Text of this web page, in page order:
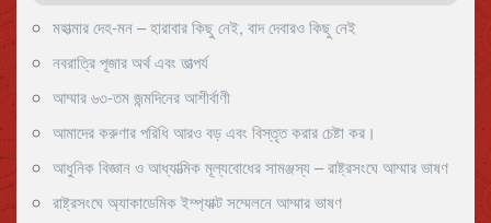
মহাত্মার দেহ-মন – হারাবার কিছু নেই, বাদ দেবারও কিছু নেই
নবরাত্রি পূজার অর্থ এবং তাত্পর্য
আম্মার ৬৩-তম জন্মদিনের আশীর্বাণী
আমাদের করুণার পরিধি আরও বড় এবং বিস্তৃত করার চেষ্টা কর।
আধুনিক বিজ্ঞান ও আধ্যাত্মিক মূল্যবোধের সামঞ্জস্য – রাষ্ট্রসংঘে আম্মার ভাষণ
রাষ্ট্রসংঘে অ্যাকাডেমিক ইম্প্যাক্ট সম্মেলনে আম্মার ভাষণ